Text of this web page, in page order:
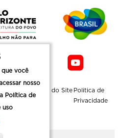
Mapa do Site Politica de
Privacidade
que você
nosso
Política de
uso